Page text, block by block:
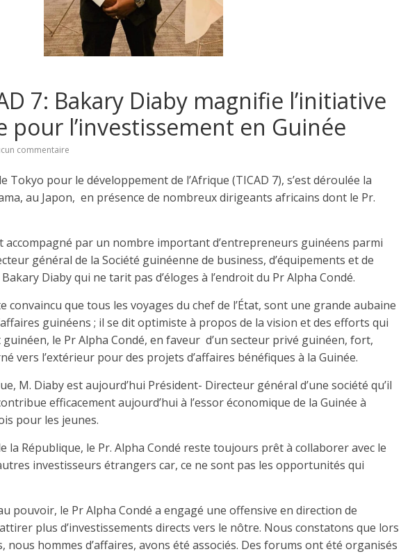
7: Bakary Diaby magnifie l’initiative
pour l’investissement en Guinée
commentaire
Tokyo pour le développement de l’Afrique (TICAD 7), s’est déroulée la
au Japon, en présence de nombreux dirigeants africains dont le Pr.
accompagné par un nombre important d’entrepreneurs guinéens parmi
général de la Société guinéenne de business, d’équipements et de
Diaby qui ne tarit pas d’éloges à l’endroit du Pr Alpha Condé.
convaincu que tous les voyages du chef de l’État, sont une grande aubaine
guinéens ; il se dit optimiste à propos de la vision et des efforts qui
guinéen, le Pr Alpha Condé, en faveur d’un secteur privé guinéen, fort,
vers l’extérieur pour des projets d’affaires bénéfiques à la Guinée.
M. Diaby est aujourd’hui Président- Directeur général d’une société qu’il
efficacement aujourd’hui à l’essor économique de la Guinée à
pour les jeunes.
la République, le Pr. Alpha Condé reste toujours prêt à collaborer avec le
investisseurs étrangers car, ce ne sont pas les opportunités qui
pouvoir, le Pr Alpha Condé a engagé une offensive en direction de
plus d’investissements directs vers le nôtre. Nous constatons que lors
nous hommes d’affaires, avons été associés. Des forums ont été organisés